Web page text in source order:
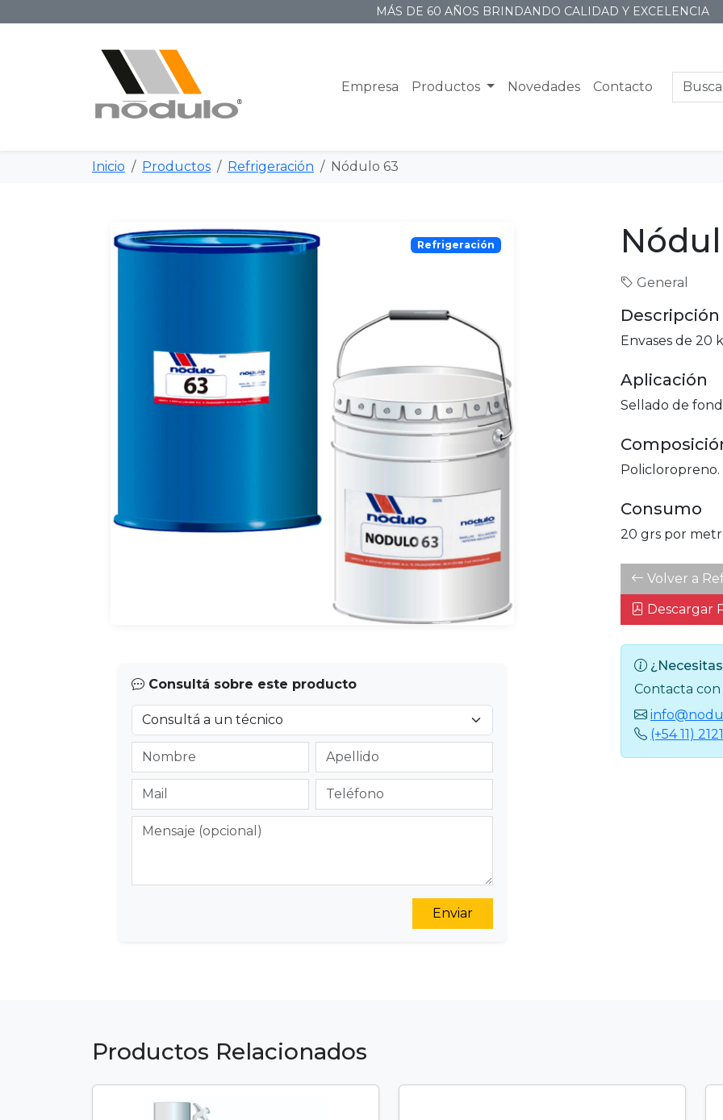
MÁS DE 60 AÑOS BRINDANDO CALIDAD Y EXCELENCIA
Empresa Productos Novedades Contacto
Inicio Productos Refrigeración Nódulo 63
Refrigeración
Consultá sobre este producto
Enviar
General
Descripción
Envases de 20
Aplicación
Sellado de
Policloropreno.
Consumo
20 grs por
Volver a
Descargar
Contacta
(+54 11)
Productos Relacionados